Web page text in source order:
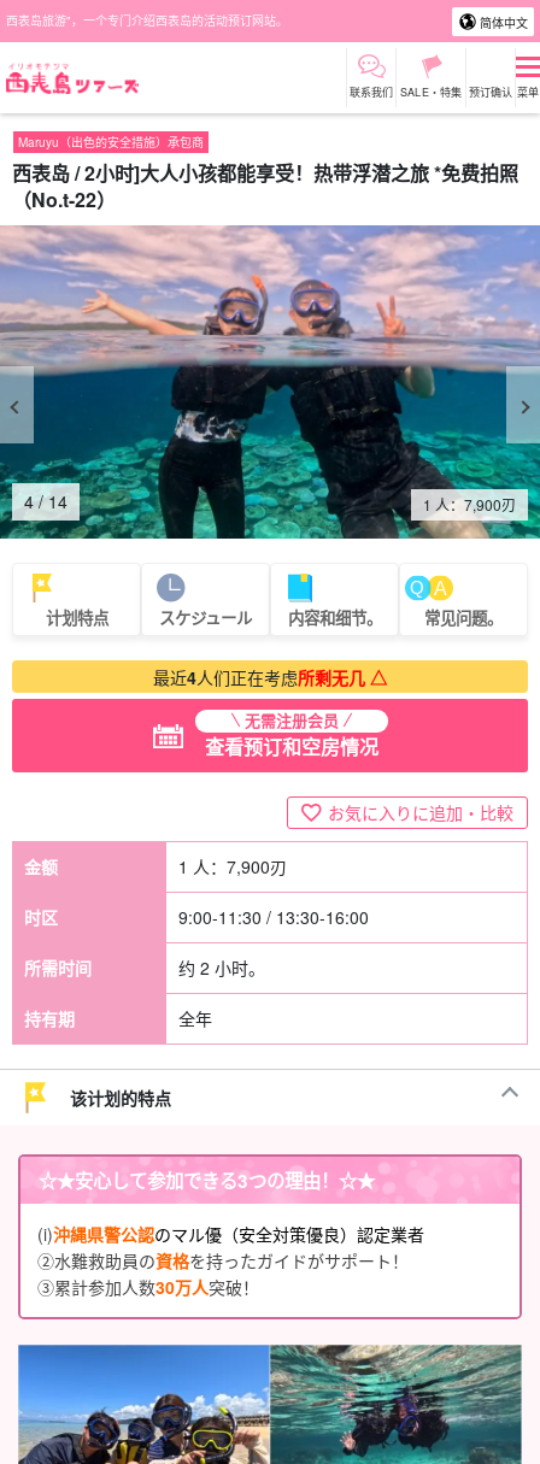
西表岛旅游"，一个专门介绍西表岛的活动预订网站。 简体中文
联系我们 SALE・特集 预订确认 菜单
Maruyu（出色的安全措施）承包商
西表岛 / 2小时]大人小孩都能享受！热带浮潜之旅 *免费拍照
（No.t-22）
4 /14 1 人：7,900刃
计划特点 スケジュール 内容和细节。 常见问题。
最近4人们正在考虑所剩无几 △
无需注册会员
查看预订和空房情况
お気に入りに追加・比較
金额 1 人： 7,900刃
时区 9:00-11:30 / 13:30-16:00
所需时间 约 2 小时。
持有期 全年
该计划的特点
☆★安心して参加できる3つの理由！☆★
(i)沖縄県警公認のマル優（安全対策優良）認定業者
②水難救助員の資格を持ったガイドがサポート！
③累計参加人数30万人突破！